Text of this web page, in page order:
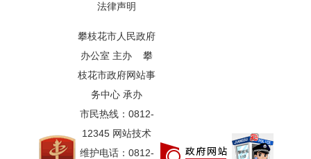
法律声明
攀枝花市人民政府
办公室 主办 攀
枝花市政府网站事
务中心 承办
市民热线：0812-
12345 网站技术
维护电话：0812-